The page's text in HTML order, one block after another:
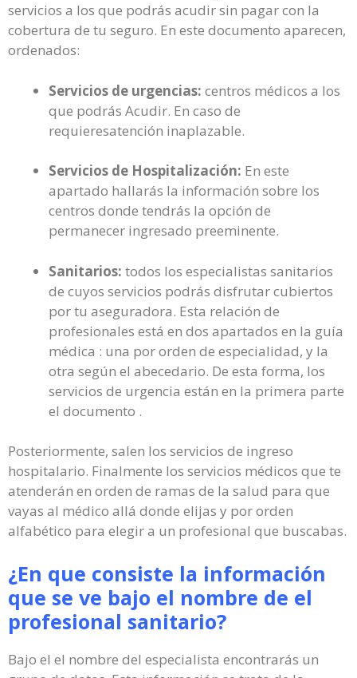
servicios a los que podrás acudir sin pagar con la
cobertura de tu seguro. En este documento aparecen,
ordenados:
Servicios de urgencias: centros médicos a los
que podrás Acudir. En caso de
requieresatención inaplazable.
Servicios de Hospitalización: En este
apartado hallarás la información sobre los
centros donde tendrás la opción de
permanecer ingresado preeminente.
Sanitarios: todos los especialistas sanitarios
de cuyos servicios podrás disfrutar cubiertos
por tu aseguradora. Esta relación de
profesionales está en dos apartados en la guía
médica : una por orden de especialidad, y la
otra según el abecedario. De esta forma, los
servicios de urgencia están en la primera parte
el documento .
Posteriormente, salen los servicios de ingreso
hospitalario. Finalmente los servicios médicos que te
atenderán en orden de ramas de la salud para que
vayas al médico allá donde elijas y por orden
alfabético para elegir a un profesional que buscabas.
¿En que consiste la información
que se ve bajo el nombre de el
profesional sanitario?
Bajo el el nombre del especialista encontrarás un